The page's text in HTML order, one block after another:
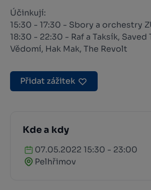
Účinkují:
15:30 - 17:30 - Sbory a orchestry
18:30 - 22:30 - Raf a Taksík, Saved
Vědomí, Hak Mak, The Revolt
Přidat zážitek
Kde a kdy
07.05.2022 15:30 - 23:00
Pelhřimov